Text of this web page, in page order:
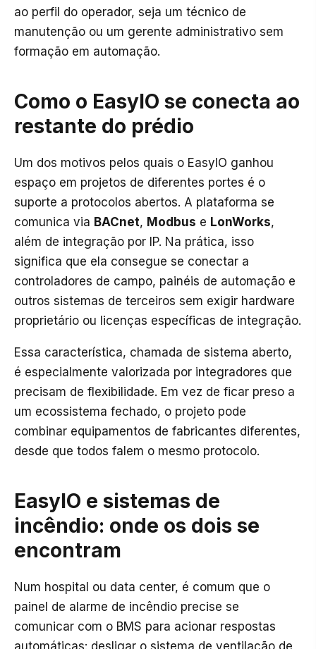
ao perfil do operador, seja um técnico de
manutenção ou um gerente administrativo sem
formação em automação.
Como o EasyIO se conecta ao
restante do prédio
Um dos motivos pelos quais o EasyIO ganhou
espaço em projetos de diferentes portes é o
suporte a protocolos abertos. A plataforma se
comunica via BACnet, Modbus e LonWorks,
além de integração por IP. Na prática, isso
significa que ela consegue se conectar a
controladores de campo, painéis de automação e
outros sistemas de terceiros sem exigir hardware
proprietário ou licenças específicas de integração.
Essa característica, chamada de sistema aberto,
é especialmente valorizada por integradores que
precisam de flexibilidade. Em vez de ficar preso a
um ecossistema fechado, o projeto pode
combinar equipamentos de fabricantes diferentes,
desde que todos falem o mesmo protocolo.
EasyIO e sistemas de
incêndio: onde os dois se
encontram
Num hospital ou data center, é comum que o
painel de alarme de incêndio precise se
comunicar com o BMS para acionar respostas
automáticas: desligar o sistema de ventilação de